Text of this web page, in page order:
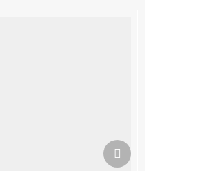
Další
produkt